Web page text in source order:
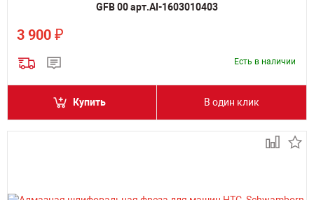
GFB 00 арт.AI-1603010403
3 900 ₽
Есть в наличии
Купить В один клик